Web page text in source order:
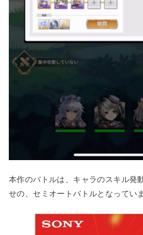
本作のバトルは、キャラのスキル発
せの、セミオートバトルとなってい